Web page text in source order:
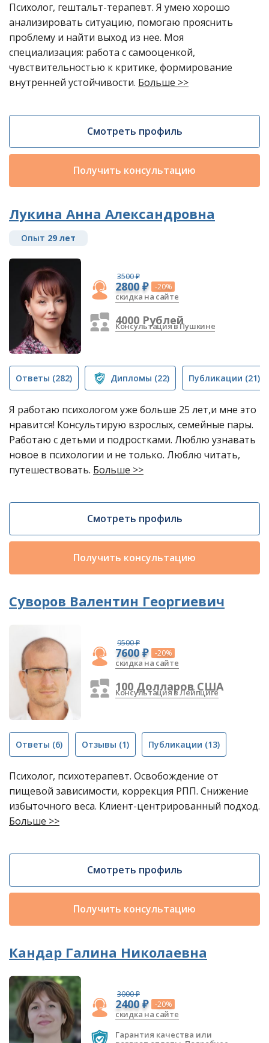
Психолог, гештальт-терапевт. Я умею хорошо
анализировать ситуацию, помогаю прояснить
проблему и найти выход из нее. Моя
специализация: работа с самооценкой,
чувствительностью к критике, формирование
внутренней устойчивости. Больше >>
Смотреть профиль
Получить консультацию
Лукина Анна Александровна
Опыт 29 лет
3500 ₽
2800 ₽ -20%
скидка на сайте
4000 Рублей
Консультация в Пушкине
Ответы (282) Дипломы (22) Публикации (21)
Я работаю психологом уже больше 25 лет,и мне это
нравится! Консультирую взрослых, семейные пары.
Работаю с детьми и подростками. Люблю узнавать
новое в психологии и не только. Люблю читать,
путешествовать. Больше >>
Смотреть профиль
Получить консультацию
Суворов Валентин Георгиевич
9500 ₽
7600 ₽ -20%
скидка на сайте
100 Долларов США
Консультация в Лейпциге
Ответы (6) Отзывы (1) Публикации (13)
Психолог, психотерапевт. Освобождение от
пищевой зависимости, коррекция РПП. Снижение
избыточного веса. Клиент-центрированный подход.
Больше >>
Смотреть профиль
Получить консультацию
Кандар Галина Николаевна
3000 ₽
2400 ₽ -20%
скидка на сайте
Гарантия качества или